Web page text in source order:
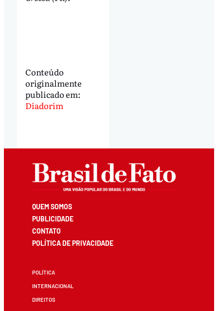
Conteúdo
originalmente
publicado em:
Diadorim
QUEM SOMOS
PUBLICIDADE
CONTATO
POLÍTICA DE PRIVACIDADE
POLÍTICA
INTERNACIONAL
DIREITOS